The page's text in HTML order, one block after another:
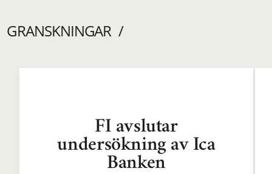
GRANSKNINGAR
FI avslutar
undersökning av Ica
Banken